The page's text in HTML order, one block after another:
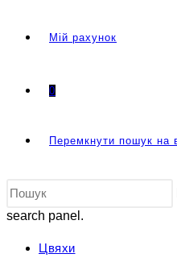
Мій рахунок
0
Перемкнути пошук на
search panel.
Цвяхи